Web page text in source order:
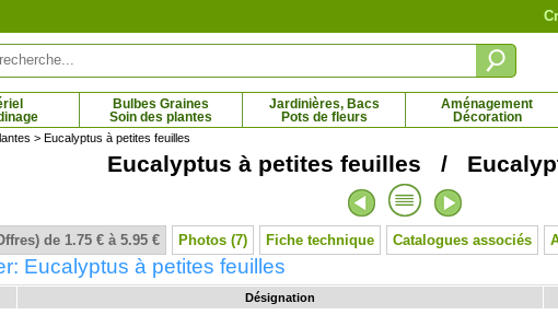
Bulbes Graines
Soin des plantes
Jardinières, Bacs
Pots de fleurs
Aménagement
Décoration
Chêne rouge d'Amérique
> Eucalyptus à petites feuilles
Eucalyptus à petites feuilles /
de 1.75 € à 5.95 € Photos (7) Fiche technique Catalogues associés
Eucalyptus à petites feuilles
Désignation